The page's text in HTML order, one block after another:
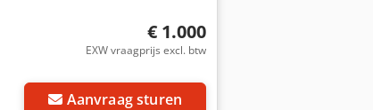
€ 1.000
EXW vraagprijs excl. btw
Aanvraag sturen